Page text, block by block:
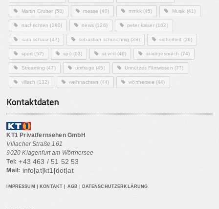
Martin Gruber (58) messe (40) mmkk(45) Musik (41)
nachrichten (280) news(126) peter kaiser(162)
sara schaar (47) sebastian schuschnig (38) sicherheit (36)
sport (52) spö (53) st.veit(49) stadtgespräch (74)
Streaming (47) umfrage (45) Unnützes Filmwissen (77)
villach (132) weihnachten (44) wörthersee (44)
Kontaktdaten
KT1 Privatfernsehen GmbH
Villacher Straße 161
9020 Klagenfurt am Wörthersee
Tel: +43 463 / 51 52 53
Mail: info[at]kt1[dot]at
IMPRESSUM KONTAKT AGB DATENSCHUTZERKLÄRUNG